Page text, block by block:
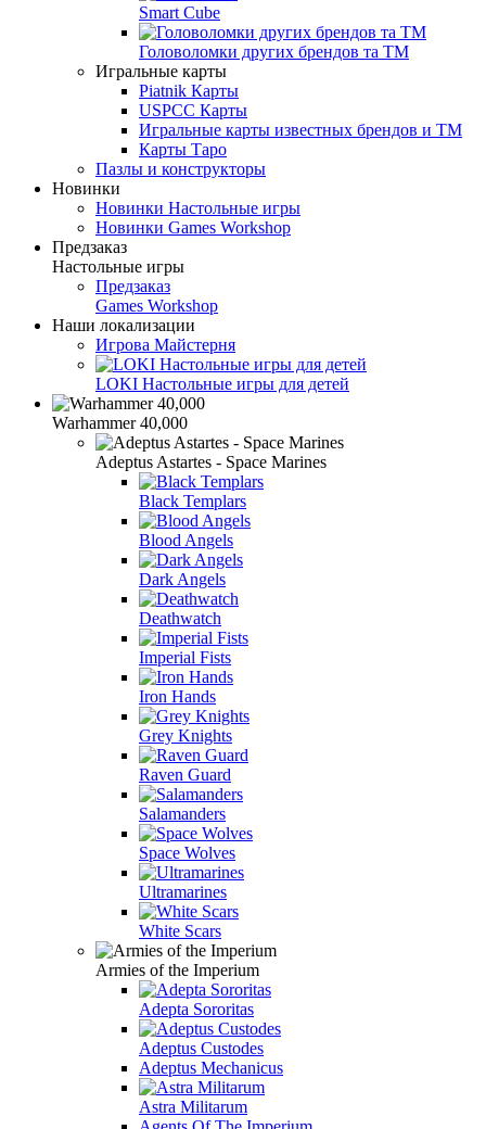
Smart Cube
Головоломки других брендов та ТМ
Игральные карты
Piatnik Карты
USPCC Карты
Игральные карты известных брендов и ТМ
Карты Таро
Пазлы и конструкторы
Новинки
Новинки Настольные игры
Новинки Games Workshop
Предзаказ
Настольные игры
Предзаказ
Games Workshop
Наши локализации
Игрова Майстерня
LOKI Настольные игры для детей
Warhammer 40,000
Adeptus Astartes - Space Marines
Black Templars
Blood Angels
Dark Angels
Deathwatch
Imperial Fists
Iron Hands
Grey Knights
Raven Guard
Salamanders
Space Wolves
Ultramarines
White Scars
Armies of the Imperium
Adepta Sororitas
Adeptus Custodes
Adeptus Mechanicus
Astra Militarum